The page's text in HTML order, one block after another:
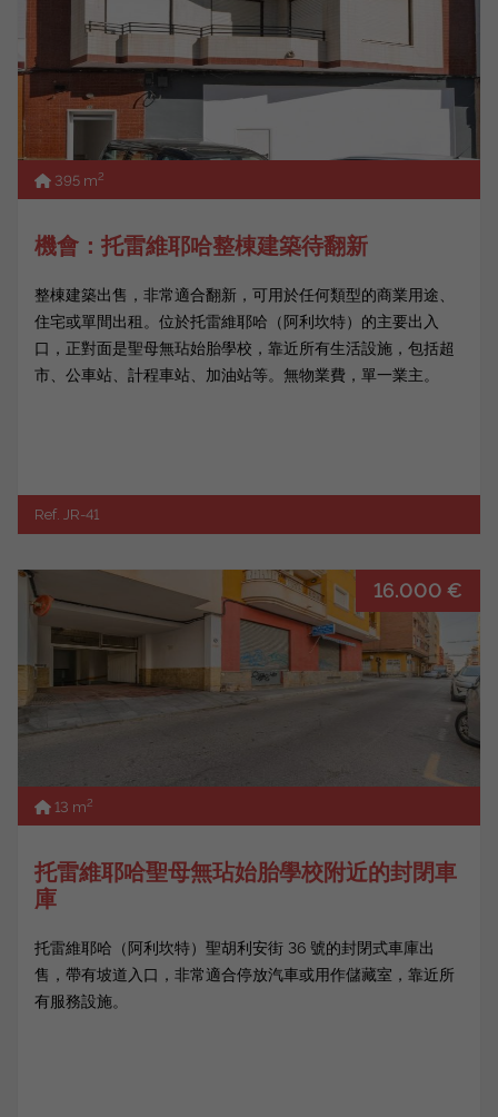
395 m2
機會：托雷維耶哈整棟建築待翻新
整棟建築出售，非常適合翻新，可用於任何類型的商業用途、
住宅或單間出租。位於托雷維耶哈（阿利坎特）的主要出入
口，正對面是聖母無玷始胎學校，靠近所有生活設施，包括超
市、公車站、計程車站、加油站等。無物業費，單一業主。
Ref. JR-41
16.000 €
13 m2
托雷維耶哈聖母無玷始胎學校附近的封閉車
庫
托雷維耶哈（阿利坎特）聖胡利安街 36 號的封閉式車庫出
售，帶有坡道入口，非常適合停放汽車或用作儲藏室，靠近所
有服務設施。